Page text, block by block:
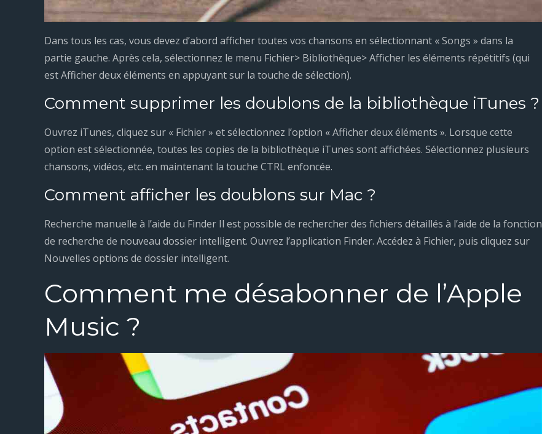
Dans tous les cas, vous devez d’abord afficher toutes vos chansons en sélectionnant « Songs » dans la
partie gauche. Après cela, sélectionnez le menu Fichier> Bibliothèque> Afficher les éléments répétitifs (qui
est Afficher deux éléments en appuyant sur la touche de sélection).
Comment supprimer les doublons de la bibliothèque iTunes ?
Ouvrez iTunes, cliquez sur « Fichier » et sélectionnez l’option « Afficher deux éléments ». Lorsque cette
option est sélectionnée, toutes les copies de la bibliothèque iTunes sont affichées. Sélectionnez plusieurs
chansons, vidéos, etc. en maintenant la touche CTRL enfoncée.
Comment afficher les doublons sur Mac ?
Recherche manuelle à l’aide du Finder Il est possible de rechercher des fichiers détaillés à l’aide de la fonction
de recherche de nouveau dossier intelligent. Ouvrez l’application Finder. Accédez à Fichier, puis cliquez sur
Nouvelles options de dossier intelligent.
Comment me désabonner de l’Apple
Music ?